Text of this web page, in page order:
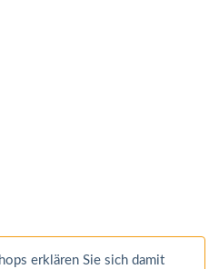
erklären Sie sich damit